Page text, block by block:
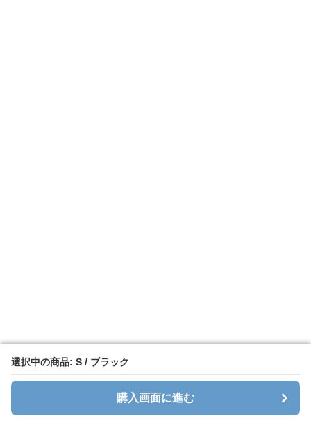
選択中の商品: S / ブラック
購入画面に進む
選択中の商品: S / ブラック
購入画面に進む